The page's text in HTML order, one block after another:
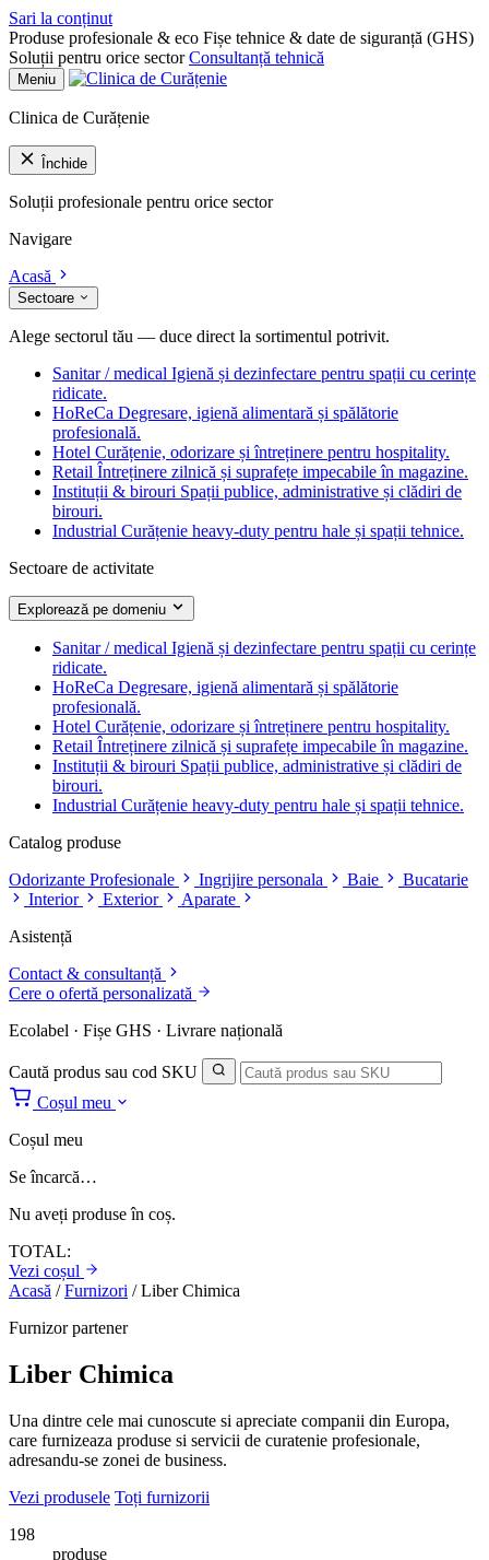
Sari la conținut
Produse profesionale & eco Fișe tehnice & date de siguranță (GHS)
Soluții pentru orice sector Consultanță tehnică
Meniu
Clinica de Curățenie
Închide
Soluții profesionale pentru orice sector
Navigare
Acasă
Sectoare
Alege sectorul tău — duce direct la sortimentul potrivit.
Sanitar / medical Igienă și dezinfectare pentru spații cu cerințe
ridicate.
HoReCa Degresare, igienă alimentară și spălătorie
profesională.
Hotel Curățenie, odorizare și întreținere pentru hospitality.
Retail Întreținere zilnică și suprafețe impecabile în magazine.
Instituții & birouri Spații publice, administrative și clădiri de
birouri.
Industrial Curățenie heavy-duty pentru hale și spații tehnice.
Sectoare de activitate
Explorează pe domeniu
Sanitar / medical Igienă și dezinfectare pentru spații cu cerințe
ridicate.
HoReCa Degresare, igienă alimentară și spălătorie
profesională.
Hotel Curățenie, odorizare și întreținere pentru hospitality.
Retail Întreținere zilnică și suprafețe impecabile în magazine.
Instituții & birouri Spații publice, administrative și clădiri de
birouri.
Industrial Curățenie heavy-duty pentru hale și spații tehnice.
Catalog produse
Odorizante Profesionale
Ingrijire personala Baie
Bucatarie
Interior
Exterior
Aparate
Asistență
Contact & consultanță
Cere o ofertă personalizată
Ecolabel · Fișe GHS · Livrare națională
Caută produs sau cod SKU
Coșul meu
Coșul meu
Se încarcă…
Nu aveți produse în coș.
TOTAL:
Vezi coșul
Acasă / Furnizori / Liber Chimica
Furnizor partener
Liber Chimica
Una dintre cele mai cunoscute si apreciate companii din Europa,
care furnizeaza produse si servicii de curatenie profesionale,
adresandu-se zonei de business.
Vezi produsele Toți furnizorii
198
produse